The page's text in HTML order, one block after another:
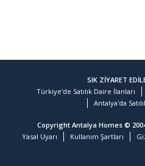
SIK ZİYARET
Türkiye'de Satılık Daire İlanları
Antalya'da
Copyright Antalya Homes ©
Yasal Uyarı
Kullanım Şartları